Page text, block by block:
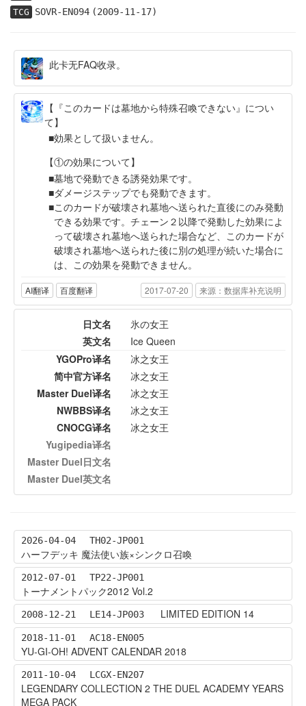
TCG SOVR-EN094(2009-11-17)
此卡无FAQ收录。
【『このカードは墓地から特殊召喚できない』につい
て】
効果として扱いません。
【①の効果について】
墓地で発動できる誘発効果です。
ダメージステップでも発動できます。
このカードが破壊され墓地へ送られた直後にのみ発動
できる効果です。チェーン２以降で発動した効果によ
って破壊され墓地へ送られた場合など、このカードが
破壊され墓地へ送られた後に別の処理が続いた場合に
は、この効果を発動できません。
AI翻译 百度翻译 2017-07-20 来源：数据库补充说明
日文名
氷の女王
英文名
Ice Queen
YGOPro译名
冰之女王
简中官方译名
冰之女王
Master Duel译名
冰之女王
NWBBS译名
冰之女王
CNOCG译名
冰之女王
Yugipedia译名
Master Duel日文名
Master Duel英文名
2026-04-04 TH02-JP001
ハーフデッキ 魔法使い族×シンクロ召喚
2012-07-01 TP22-JP001
トーナメントパック2012 Vol.2
2008-12-21 LE14-JP003 LIMITED EDITION 14
2018-11-01 AC18-EN005
YU-GI-OH! ADVENT CALENDAR 2018
2011-10-04 LCGX-EN207
LEGENDARY COLLECTION 2 THE DUEL ACADEMY YEARS
MEGA PACK